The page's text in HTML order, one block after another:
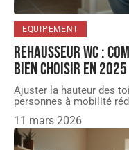
EQUIPEMENT
Rehausseur WC :
bien choisir en 2025
Ajuster la hauteur des
personnes à mobilité
11 mars 2026